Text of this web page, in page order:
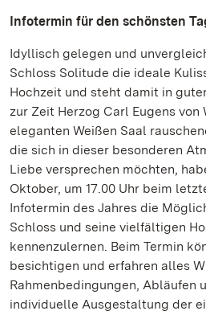
Infotermin für den schönsten
Idyllisch gelegen und
Schloss Solitude die ideale
Hochzeit und steht damit in
zur Zeit Herzog Carl Eugens
eleganten Weißen Saal
die sich in dieser besonderen
Liebe versprechen möchten,
Oktober, um 17.00 Uhr beim
Infotermin des Jahres die
Schloss und seine vielfältigen
kennenzulernen. Beim Termin
besichtigen und erfahren alles
Rahmenbedingungen, Abläufen
individuelle Ausgestaltung der